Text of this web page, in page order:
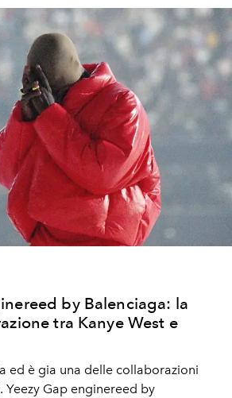
by Balenciaga: la
tra Kanye West e
ed è gia una delle collaborazioni
Yeezy Gap enginereed by